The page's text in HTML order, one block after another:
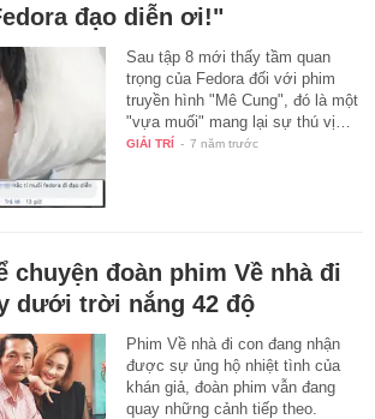
đạo diễn ơi!"
Sau tập 8 mới thấy tầm quan
trọng của Fedora đối với phim
truyền hình "Mê Cung", đó là một
"vựa muối" mang lại sự thú vị…
GIẢI TRÍ - 7 năm trước
chuyện đoàn phim Về nhà đi
dưới trời nắng 42 độ
Phim Về nhà đi con đang nhận
được sự ủng hộ nhiệt tình của
khán giả, đoàn phim vẫn đang
quay những cảnh tiếp theo.